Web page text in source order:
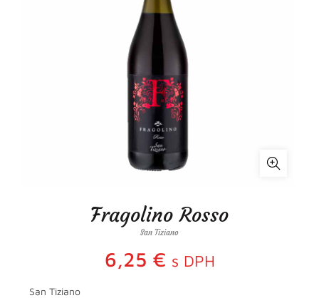
Fragolino Rosso
San Tiziano
6,25 € s DPH
San Tiziano